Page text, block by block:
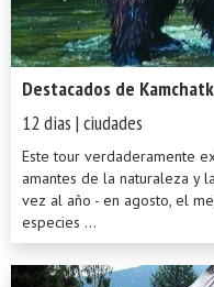
Destacados de
12 dias | ciudades
Este tour verdaderamente
amantes de la naturaleza y
vez al año - en agosto, el
especies ...